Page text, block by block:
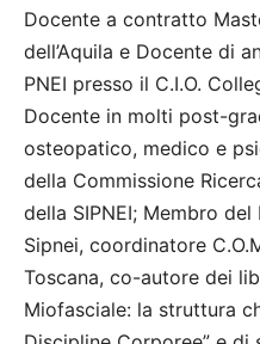
Docente a contratto
dell’Aquila e Docente di
PNEI presso il C.I.O.
Docente in molti post-
osteopatico, medico e
della Commissione
della SIPNEI; Membro
Sipnei, coordinatore
Toscana, co-autore dei
Miofasciale: la struttura